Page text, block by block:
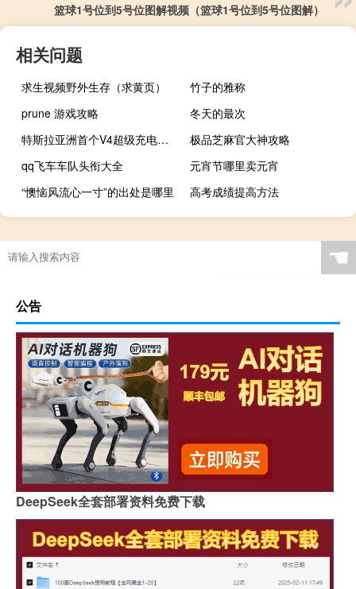
篮球1号位到5号位图解视频（篮球1号位到5号位图解）
相关问题
求生视频野外生存（求黄页）
竹子的雅称
prune 游戏攻略
冬天的最次
特斯拉亚洲首个V4超级充电站落地中国香港：250kW功率
极品芝麻官大神攻略
qq飞车车队头衔大全
元宵节哪里卖元宵
“懊恼风流心一寸”的出处是哪里
高考成绩提高方法
☚
公告
DeepSeek全套部署资料免费下载